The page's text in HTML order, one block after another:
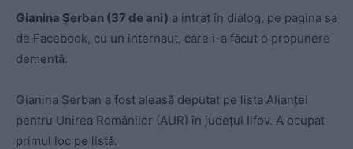
Gianina Șerban (37 de ani) a intrat în dialog, pe pagina sa
de Facebook, cu un internaut, care i-a făcut o propunere
dementă.
Gianina Șerban a fost aleasă deputat pe lista Alianței
pentru Unirea Românilor (AUR) în județul Ilfov. A ocupat
primul loc pe listă.